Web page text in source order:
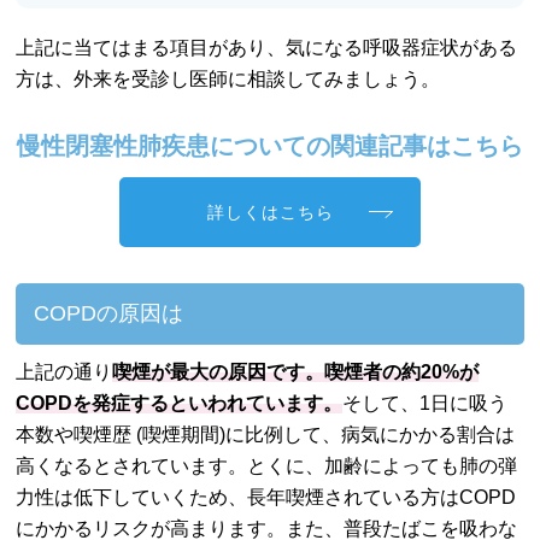
上記に当てはまる項目があり、気になる呼吸器症状がある
方は、外来を受診し医師に相談してみましょう。
慢性閉塞性肺疾患についての関連記事はこちら
詳しくはこちら
COPDの原因は
上記の通り 喫煙が最大の原因です。喫煙者の約20%が
COPDを発症するといわれています。 そして、1日に吸う
本数や喫煙歴 (喫煙期間)に比例して、病気にかかる割合は
高くなるとされています。とくに、加齢によっても肺の弾
力性は低下していくため、長年喫煙されている方はCOPD
にかかるリスクが高まります。また、普段たばこを吸わな